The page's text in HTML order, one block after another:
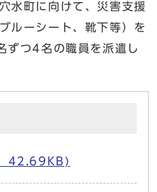
水町に向けて、災害支援
ルーシート、靴下等）を
ずつ4名の職員を派遣し
42.69KB)